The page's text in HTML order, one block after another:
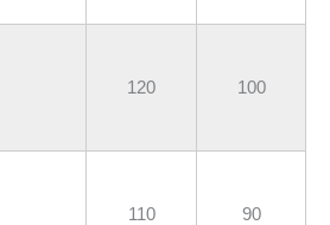
120 100
110 90